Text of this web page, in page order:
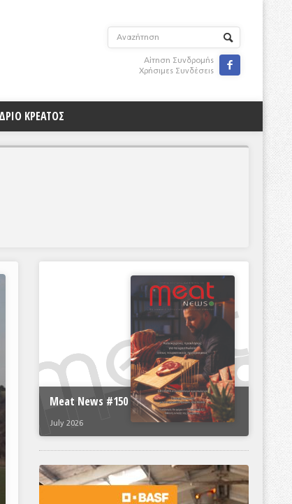
Αίτηση Συνδρομής
Χρήσιμες Συνδέσεις

ΚΡΕΑΤΟΣ
Meat News #150
July 2026